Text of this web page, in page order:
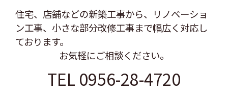
住宅、店舗などの新築工事から、リノベーショ
ン工事、 小さな部分改修工事まで幅広く対応し
ております。
お気軽にご相談ください。
TEL 0956-28-4720